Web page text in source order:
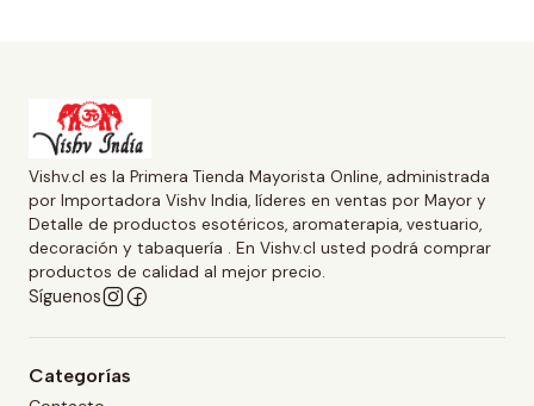
Vishv.cl es la Primera Tienda Mayorista Online, administrada
por Importadora Vishv India, líderes en ventas por Mayor y
Detalle de productos esotéricos, aromaterapia, vestuario,
decoración y tabaquería . En Vishv.cl usted podrá comprar
productos de calidad al mejor precio.
Síguenos
Categorías